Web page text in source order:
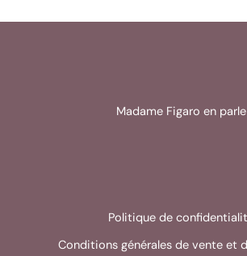
Madame Figaro en parle
Politique de
Conditions générales de vente et